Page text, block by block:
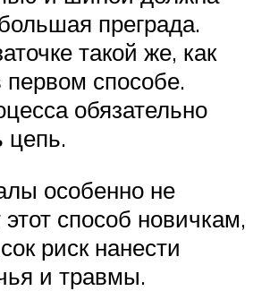
преграда.
такой же, как
первом способе.
обязательно
цепь.
особенно не
способ новичкам,
риск нанести
и травмы.